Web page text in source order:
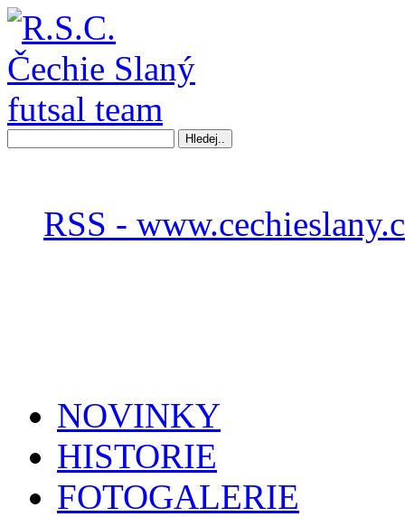
RSS -
NOVINKY
HISTORIE
FOTOGALERIE